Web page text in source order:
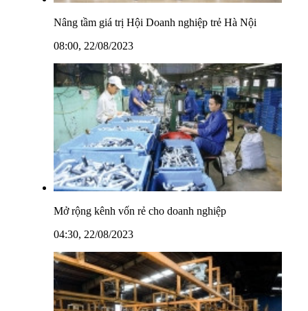
Nâng tầm giá trị Hội Doanh nghiệp trẻ Hà Nội
08:00, 22/08/2023
Mở rộng kênh vốn rẻ cho doanh nghiệp
04:30, 22/08/2023